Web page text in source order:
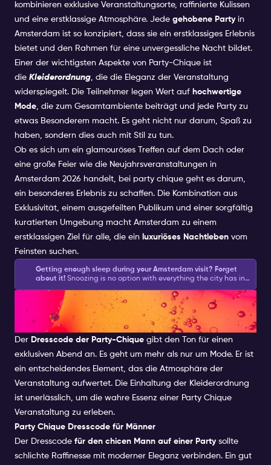
kombinieren exklusive Veranstaltungsorte, raffinierte Kulissen
und eine erstklassige Atmosphäre. Jede gehobene Party in
Amsterdam ist so konzipiert, dass sie ein erstklassiges Erlebnis
bietet und den Rahmen für eine unvergessliche Nacht bildet.
Einer der wichtigsten Aspekte von Party-Chique ist
die Kleiderordnung, die die Eleganz der Veranstaltung
widerspiegelt. Die Teilnehmer legen Wert auf hochwertige
Mode, die zum Gesamtambiente beiträgt und jede Party zu
etwas Besonderem macht. Es geht nicht nur darum, Spaß zu
haben, sondern dies auch mit Stil zu tun.
Ob es sich um ein glamouröses Treffen auf dem Dach oder
eine große Feier wie die Neujahrsveranstaltungen in
Amsterdam 2026 handelt, bei party chique geht es darum,
ein besonderes Erlebnis zu schaffen. Die Kombination aus
Exklusivität, einem ausgefeilten Publikum und einer sorgfältig
kuratierten Umgebung macht Amsterdam zu einem
erstklassigen Ziel für alle, die ein luxuriöses Nachtleben vom
Feinsten suchen.
Getting enough sleep during your Amsterdam visit? Forget
about it! Snoozing is no option with everything the city has in
Nightlife Ticket brings you at night.
Amsterdam asks for action
and with this list ofAmsterdam activities, you will be sure to
get plenty. We have created a good mix of partying, culture,
shopping and feeling like a local.
Party Chique Dresscode: Stil,
Eleganz und Raffinesse
Der Dresscode der Party-Chique gibt den Ton für einen
exklusiven Abend an. Es geht um mehr als nur um Mode. Er ist
ein entscheidendes Element, das die Atmosphäre der
Veranstaltung aufwertet. Die Einhaltung der Kleiderordnung
ist unerlässlich, um die wahre Essenz einer Party Chique
Veranstaltung zu erleben.
Party Chique Dresscode für Männer
Der Dresscode für den chicen Mann auf einer Party sollte
schlichte Raffinesse mit moderner Eleganz verbinden. Ein gut